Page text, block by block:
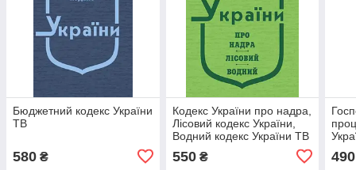
Бюджетний кодекс України
ТВ
580 ₴
Кодекс України про надра,
Лісовий кодекс України,
Водний кодекс України ТВ
550₴ 490